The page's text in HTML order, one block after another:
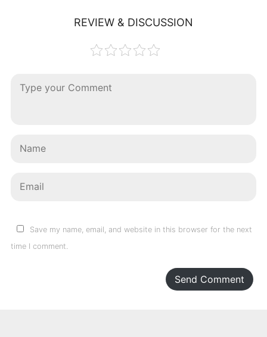
REVIEW & DISCUSSION
Save my name, email, and website in this browser for the next
time I comment.
Send Comment